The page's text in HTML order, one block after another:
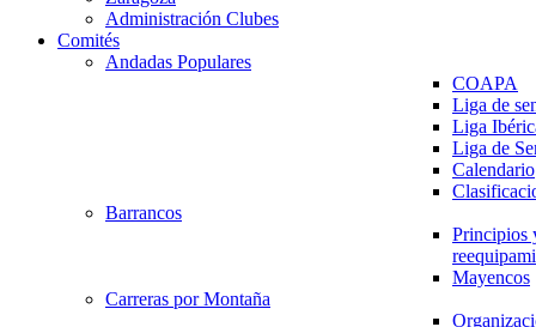
Administración Clubes
Comités
Andadas Populares
COAPA
Liga de
Liga
Liga de
Calendario
Barrancos
Principios
Mayencos
Carreras por Montaña